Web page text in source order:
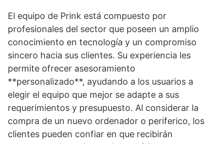
El equipo de Prink está compuesto por
profesionales del sector que poseen un amplio
conocimiento en tecnología y un compromiso
sincero hacia sus clientes. Su experiencia les
permite ofrecer asesoramiento
**personalizado**, ayudando a los usuarios a
elegir el equipo que mejor se adapte a sus
requerimientos y presupuesto. Al considerar la
compra de un nuevo ordenador o periferico, los
clientes pueden confiar en que recibirán